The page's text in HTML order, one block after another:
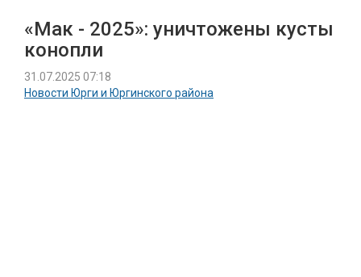
«Мак - 2025»: уничтожены кусты
конопли
31.07.2025 07:18
Новости Юрги и Юргинского района